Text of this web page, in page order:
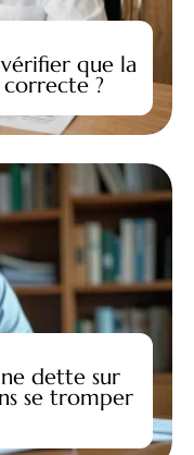
que la
?
dette sur
se tromper